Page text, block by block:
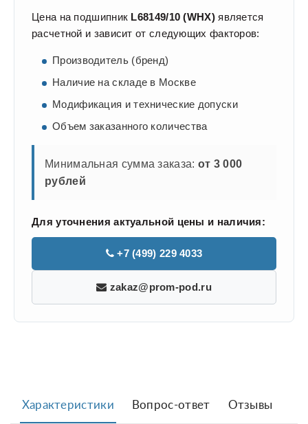
Цена на подшипник L68149/10 (WHX)является
расчетной и зависит от следующих факторов:
Производитель (бренд)
Наличие на складе в Москве
Модификация и технические допуски
Объем заказанного количества
Минимальная сумма заказа: от 3 000
рублей
Для уточнения актуальной цены и наличия:
+7 (499) 229 4033
zakaz@prom-pod.ru
Характеристики Вопрос-ответ Отзывы